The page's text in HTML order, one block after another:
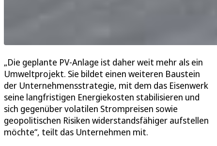
„Die geplante PV-Anlage ist daher weit mehr als ein
Umweltprojekt. Sie bildet einen weiteren Baustein
der Unternehmensstrategie, mit dem das Eisenwerk
seine langfristigen Energiekosten stabilisieren und
sich gegenüber volatilen Strompreisen sowie
geopolitischen Risiken widerstandsfähiger aufstellen
möchte“, teilt das Unternehmen mit.